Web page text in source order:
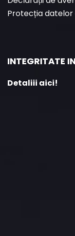
Protecția
INTEGRITATE
Detaliii aici!